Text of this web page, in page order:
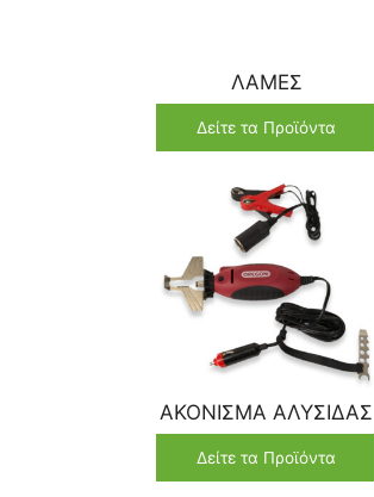
ΛΑΜΕΣ
Δείτε τα Προϊόντα
ΑΚΟΝΙΣΜΑ ΑΛΥΣΙΔΑΣ
Δείτε τα Προϊόντα